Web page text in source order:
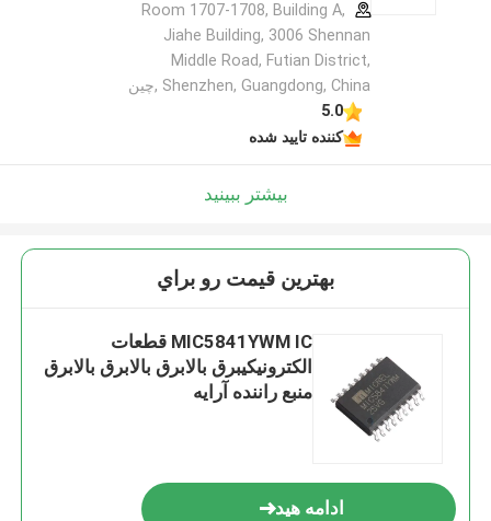
Room 1707-1708, Building A,
Jiahe Building, 3006 Shennan
Middle Road, Futian District,
Shenzhen, Guangdong, China ,چین
5.0
کننده تایید شده
بیشتر ببینید
بهترين قيمت رو براي
MIC5841YWM IC قطعات
الکترونیکیبرق بالابرق بالابرق بالابرق
منبع راننده آرایه
ادامه هید